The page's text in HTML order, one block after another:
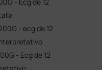
- ecg de 12
- Ecg de 12